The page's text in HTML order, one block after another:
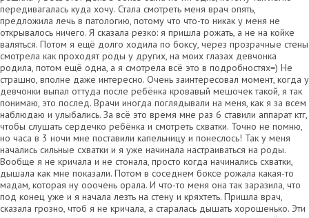
передивагалась куда хочу. Стала смотреть меня врач опять,
предложила лечь в патологию, потому что что-то никак у меня не
открывалось ничего. Я сказала резко: я пришла рожать, а не на койке
валяться. Потом я ещё долго ходила по боксу, через прозрачные стены
смотрела как проходят роды у других, на моих глазах девчонка
родила, потом ещё одна, а я смотрела всё это в подробностях=) Не
страшно, вполне даже интересно. Очень заинтересовал момент, когда у
девчонки выпал оттуда после ребёнка кровавый мешочек такой, я так
понимаю, это послед. Врачи иногда поглядывали на меня, как я за всем
наблюдаю и улыбались. За всё это время мне раз 6 ставили аппарат ктг,
чтобы слушать сердечко ребёнка и смотреть схватки. Точно не помню,
но часа в 3 ночи мне поставили капельницу и понеслось! Так у меня
начались сильные схватки и я уже начинала настраиваться на роды.
Вообще я не кричала и не стонала, просто когда начинались схватки,
дышала как мне показали. Потом в соседнем боксе рожала какая-то
мадам, которая ну ооочень орала. И что-то меня она так заразила, что
под конец уже и я начала лезть на стену и кряхтеть. Пришла врач,
сказала грозно, чтоб я не кричала, а старалась дышать хорошенько. Эти